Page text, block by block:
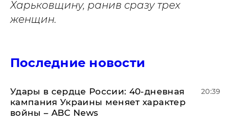
Харьковщину, ранив сразу трех
женщин.
Последние новости
Удары в сердце России: 40-дневная
кампания Украины меняет характер
войны – ABC News
20:39